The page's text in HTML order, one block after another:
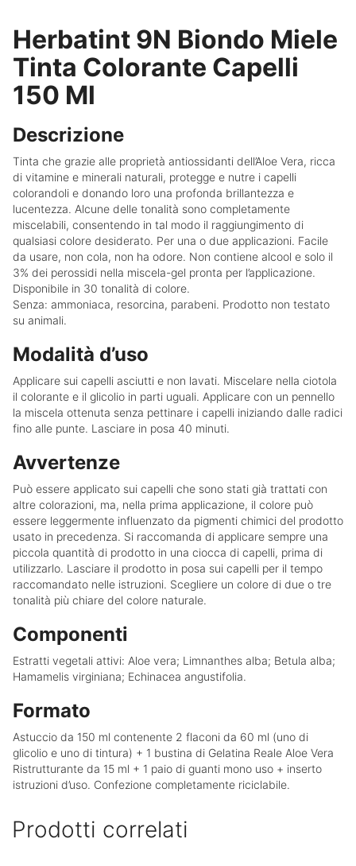
Herbatint 9N Biondo Miele
Tinta Colorante Capelli
150 Ml
Descrizione
Tinta che grazie alle proprietà antiossidanti dell’Aloe Vera, ricca
di vitamine e minerali naturali, protegge e nutre i capelli
colorandoli e donando loro una profonda brillantezza e
lucentezza. Alcune delle tonalità sono completamente
miscelabili, consentendo in tal modo il raggiungimento di
qualsiasi colore desiderato. Per una o due applicazioni. Facile
da usare, non cola, non ha odore. Non contiene alcool e solo il
3% dei perossidi nella miscela-gel pronta per l’applicazione.
Disponibile in 30 tonalità di colore.
Senza: ammoniaca, resorcina, parabeni. Prodotto non testato
su animali.
Modalità d’uso
Applicare sui capelli asciutti e non lavati. Miscelare nella ciotola
il colorante e il glicolio in parti uguali. Applicare con un pennello
la miscela ottenuta senza pettinare i capelli iniziando dalle radici
fino alle punte. Lasciare in posa 40 minuti.
Avvertenze
Può essere applicato sui capelli che sono stati già trattati con
altre colorazioni, ma, nella prima applicazione, il colore può
essere leggermente influenzato da pigmenti chimici del prodotto
usato in precedenza. Si raccomanda di applicare sempre una
piccola quantità di prodotto in una ciocca di capelli, prima di
utilizzarlo. Lasciare il prodotto in posa sui capelli per il tempo
raccomandato nelle istruzioni. Scegliere un colore di due o tre
tonalità più chiare del colore naturale.
Componenti
Estratti vegetali attivi: Aloe vera; Limnanthes alba; Betula alba;
Hamamelis virginiana; Echinacea angustifolia.
Formato
Astuccio da 150 ml contenente 2 flaconi da 60 ml (uno di
glicolio e uno di tintura) + 1 bustina di Gelatina Reale Aloe Vera
Ristrutturante da 15 ml + 1 paio di guanti mono uso + inserto
istruzioni d’uso. Confezione completamente riciclabile.
Prodotti correlati